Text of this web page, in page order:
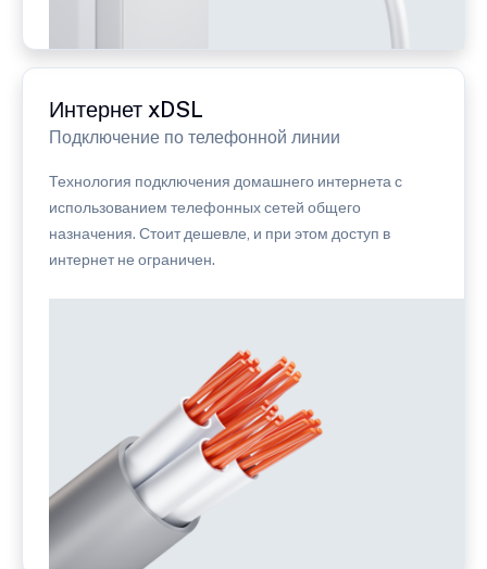
Интернет xDSL
Подключение по телефонной линии
Технология подключения домашнего интернета с
использованием телефонных сетей общего
назначения. Стоит дешевле, и при этом доступ в
интернет не ограничен.